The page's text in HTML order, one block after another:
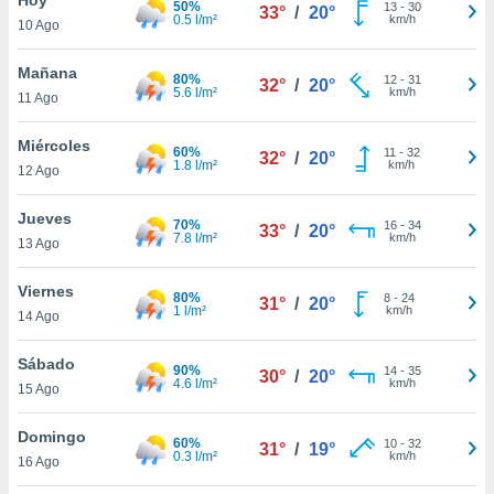
en
más
nuestra
de
cookies
aceptar
10 Ago
50%
0.5 l/m²
33° / 20° 13- 30
km/h
Mañana
11 Ago
80%
5.6 l/m²
32° / 20° 12- 31
km/h
Miércoles
12 Ago
60%
1.8 l/m²
32° / 20° 11 - 32
km/h
Jueves
13 Ago
70%
7.8 l/m²
33° / 20° 16- 34
km/h
Viernes
14 Ago
80%
1 l/m²
31° / 20° 8- 24
km/h
Sábado
15 Ago
90%
4.6 l/m²
30° / 20° 14- 35
km/h
Domingo
16 Ago
60%
0.3 l/m²
31° / 19° 10- 32
km/h